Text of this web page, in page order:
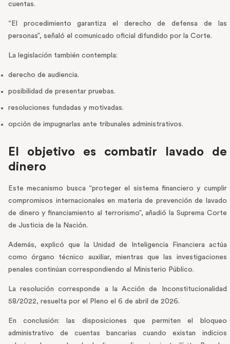
cuentas.
“El procedimiento garantiza el derecho de defensa de las
personas”, señaló el comunicado oficial difundido por la Corte.
La legislación también contempla:
derecho de audiencia.
posibilidad de presentar pruebas.
resoluciones fundadas y motivadas.
opción de impugnarlas ante tribunales administrativos.
El objetivo es combatir lavado de
dinero
Este mecanismo busca “proteger el sistema financiero y cumplir
compromisos internacionales en materia de prevención de lavado
de dinero y financiamiento al terrorismo”, añadió la Suprema Corte
de Justicia de la Nación.
Además, explicó que la Unidad de Inteligencia Financiera actúa
como órgano técnico auxiliar, mientras que las investigaciones
penales continúan correspondiendo al Ministerio Público.
La resolución corresponde a la Acción de Inconstitucionalidad
58/2022, resuelta por el Pleno el 6 de abril de 2026.
En conclusión: las disposiciones que permiten el bloqueo
administrativo de cuentas bancarias cuando existan indicios